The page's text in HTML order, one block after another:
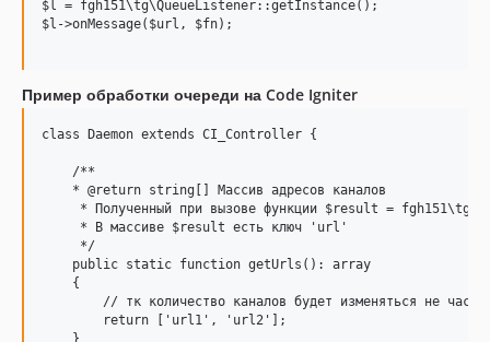
$l = fgh151\tg\QueueListener::getInstance();
$l->onMessage($url, $fn);
Пример обработки очереди на Code Igniter
class Daemon extends CI_Controller {
    /**
    * @return string[] Массив адресов каналов
* Полученный при вызове функции $result =
     * В массиве $result есть ключ 'url'
     */
    public static function getUrls(): array
    {
// тк количество каналов будет изменяться не
        return ['url1', 'url2'];
    }